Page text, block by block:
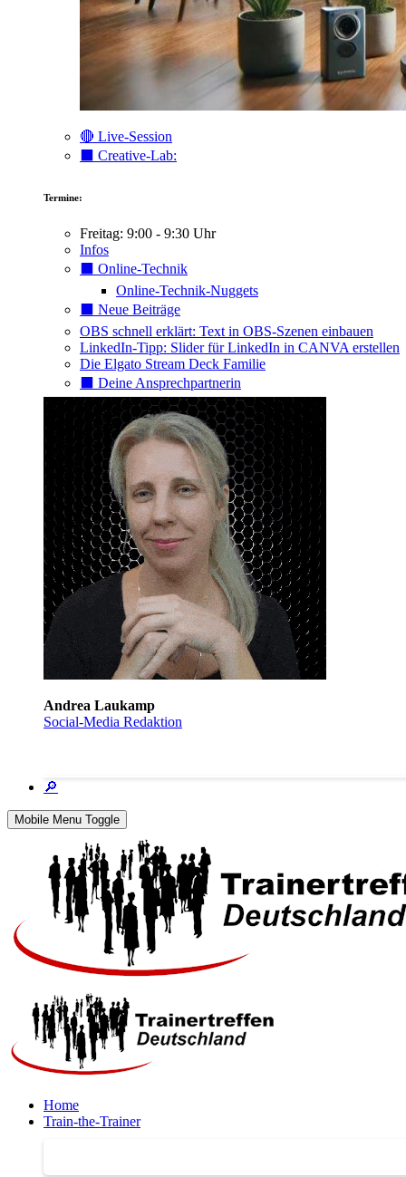
🔴 Live-Session
⬛️ Creative-Lab:
Termine:
Freitag: 9:00 - 9:30 Uhr
Infos
⬛️ Online-Technik
Online-Technik-Nuggets
⬛️ Neue Beiträge
OBS schnell erklärt: Text in OBS-Szenen einbauen
LinkedIn-Tipp: Slider für LinkedIn in CANVA erstellen
Die Elgato Stream Deck Familie
⬛️ Deine Ansprechpartnerin
Andrea Laukamp
Social-Media Redaktion
🔎
Mobile Menu Toggle
Home
Train-the-Trainer